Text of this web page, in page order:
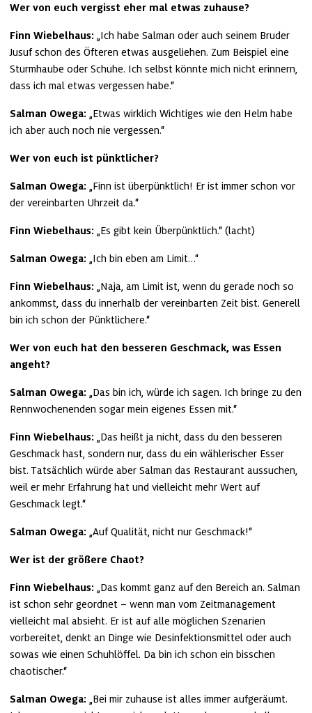
Wer von euch vergisst eher mal etwas zuhause?
Finn Wiebelhaus: „Ich habe Salman oder auch seinem Bruder
Jusuf schon des Öfteren etwas ausgeliehen. Zum Beispiel eine
Sturmhaube oder Schuhe. Ich selbst könnte mich nicht erinnern,
dass ich mal etwas vergessen habe.“
Salman Owega: „Etwas wirklich Wichtiges wie den Helm habe
ich aber auch noch nie vergessen.“
Wer von euch ist pünktlicher?
Salman Owega: „Finn ist überpünktlich! Er ist immer schon vor
der vereinbarten Uhrzeit da.“
Finn Wiebelhaus: „Es gibt kein Überpünktlich.“ (lacht)
Salman Owega: „Ich bin eben am Limit…“
Finn Wiebelhaus: „Naja, am Limit ist, wenn du gerade noch so
ankommst, dass du innerhalb der vereinbarten Zeit bist. Generell
bin ich schon der Pünktlichere.“
Wer von euch hat den besseren Geschmack, was Essen
angeht?
Salman Owega: „Das bin ich, würde ich sagen. Ich bringe zu den
Rennwochenenden sogar mein eigenes Essen mit.“
Finn Wiebelhaus: „Das heißt ja nicht, dass du den besseren
Geschmack hast, sondern nur, dass du ein wählerischer Esser
bist. Tatsächlich würde aber Salman das Restaurant aussuchen,
weil er mehr Erfahrung hat und vielleicht mehr Wert auf
Geschmack legt.“
Salman Owega: „Auf Qualität, nicht nur Geschmack!“
Wer ist der größere Chaot?
Finn Wiebelhaus: „Das kommt ganz auf den Bereich an. Salman
ist schon sehr geordnet – wenn man vom Zeitmanagement
vielleicht mal absieht. Er ist auf alle möglichen Szenarien
vorbereitet, denkt an Dinge wie Desinfektionsmittel oder auch
sowas wie einen Schuhlöffel. Da bin ich schon ein bisschen
chaotischer.“
Salman Owega: „Bei mir zuhause ist alles immer aufgeräumt.